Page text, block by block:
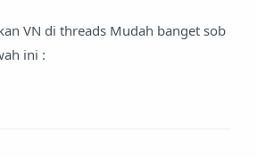
VN di threads Mudah banget sob
ini :